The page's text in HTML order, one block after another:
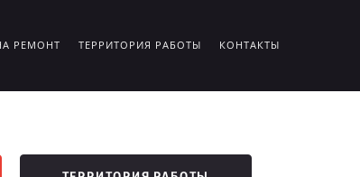
РЕМОНТ ТЕРРИТОРИЯ РАБОТЫ КОНТАКТЫ